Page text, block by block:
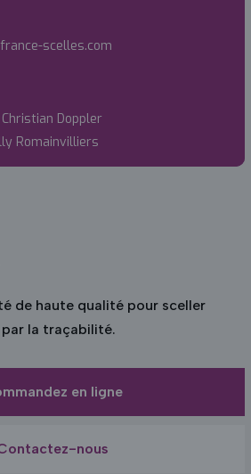
scelles.com
Doppler
Romainvilliers
de haute qualité pour sceller
la traçabilité.
en ligne
nous